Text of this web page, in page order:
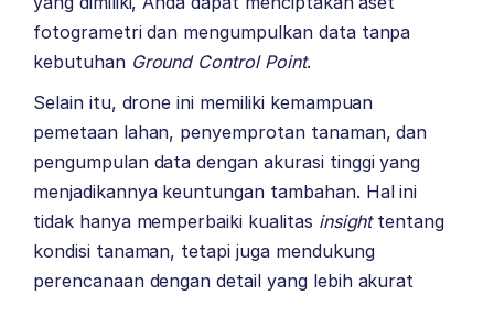
fotogrametri dan mengumpulkan data tanpa
kebutuhan Ground Control Point.
Selain itu, drone ini memiliki kemampuan
pemetaan lahan, penyemprotan tanaman, dan
pengumpulan data dengan akurasi tinggi yang
menjadikannya keuntungan tambahan. Hal ini
tidak hanya memperbaiki kualitas insighttentang
kondisi tanaman, tetapi juga mendukung
perencanaan dengan detail yang lebih akurat